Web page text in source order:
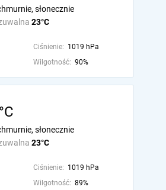
23°C
słonecznie
Ciśnienie: 1019 hPa
Wilgotność: 90%
23°C
słonecznie
Ciśnienie: 1019 hPa
Wilgotność: 89%